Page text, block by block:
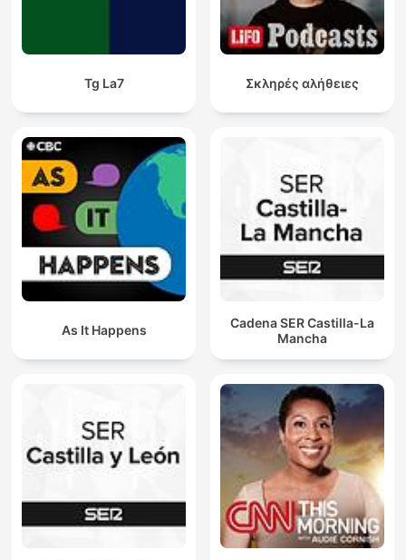
Tg La7 Σκληρές αλήθειες
As It Happens
Cadena SER Castilla-La
Mancha